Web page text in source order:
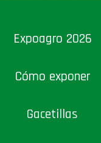
Expoagro 2026
Cómo exponer
Gacetillas